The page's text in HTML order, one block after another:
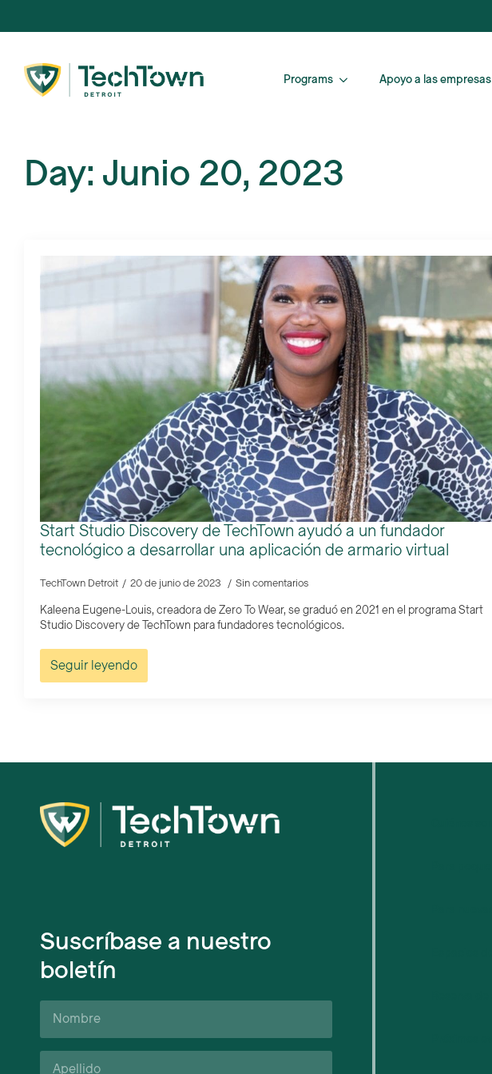
Programs Apoyo a las empresas
Day: Junio 20, 2023
Start Studio Discovery de TechTown ayudó a un fundador
tecnológico a desarrollar una aplicación de armario virtual
TechTown Detroit 20 de junio de 2023 Sin comentarios
Kaleena Eugene-Louis, creadora de Zero To Wear, se graduó en 2021 en el programa Start
Studio Discovery de TechTown para fundadores tecnológicos.
Seguir leyendo
Suscríbase a nuestro
boletín
Nombre
Apellido*